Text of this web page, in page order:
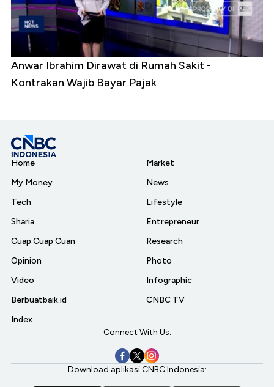
Anwar Ibrahim Dirawat di Rumah Sakit -
Kontrakan Wajib Bayar Pajak
Home
My Money
Tech
Sharia
Cuap Cuap Cuan
Opinion
Video
Berbuatbaik.id
Index
Market
News
Lifestyle
Entrepreneur
Research
Photo
Infographic
CNBC TV
Connect With Us:
Download aplikasi CNBC Indonesia: